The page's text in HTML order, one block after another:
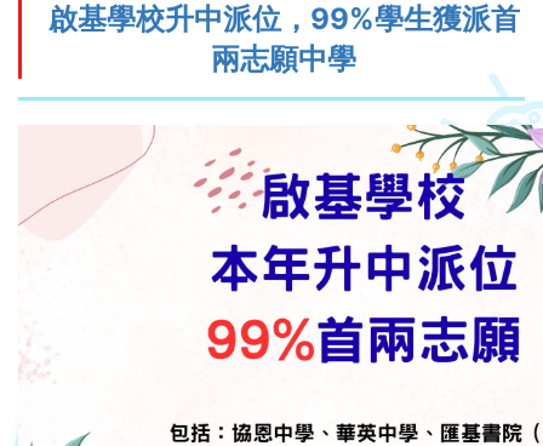
啟基學校升中派位，99%學生獲派首
兩志願中學